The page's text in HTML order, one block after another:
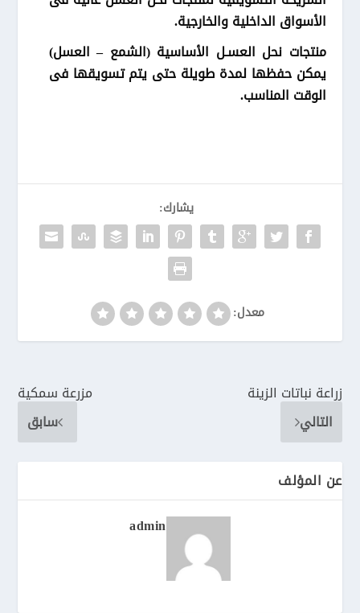
الأسواق الداخلية والخارجية.
منتجات نحل العسـل الأساسية (الشمع – العسل)
يمكن حفظها لمدة طويلة حتى يتم تسويقها فى
الوقت المناسب.
يشارك:
معدل:
مزرعة سمكية
سابق
زراعة نباتات الزينة
التالي
عن المؤلف
admin